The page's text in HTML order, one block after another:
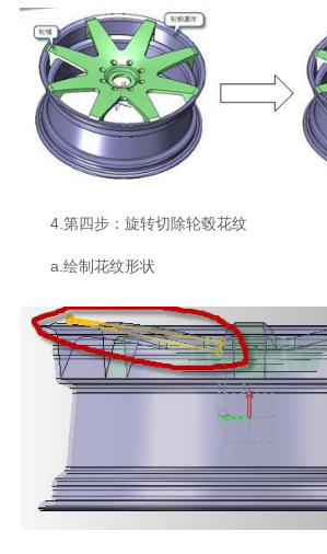
4.第四步：旋转切除轮毂花纹
a.绘制花纹形状